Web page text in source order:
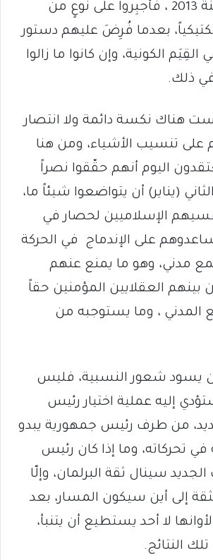
الإصطدام به سنة 2013 ، فأُجبِروا على نوعٍ من
تكتيكياً، بعدما فُرِضَ عليهم دستور
القِيَم الكونية، وإن كانوا ما زالوا
ذلك.
هناك نكسة دائمة ولا انتصار
على تنسيب الأشياء، ومن هنا
اليوم أنهم حقّقوا نصراً
الثاني (يناير) أن يتواضعوا شيئاً ما،
الإسلاميين لحصار في
على الإندماج في الحركة
مدني، وهو ما يمنع عنهم
بينهم العقلايين المؤمنين حقاً
المدني ، وما يستوجبه من
أن يسود شعور النسبية، فليس
إليه عملية اختيار رئيس
من طرف رئيس جمهورية يبدو
تحركاته، وما إذا كان رئيس
سينال ثقة البرلمان، وإلّا
إلى أين سيكون المسار، بعد
لا أحد يستطيع أن يتنبأ،
النتائج.